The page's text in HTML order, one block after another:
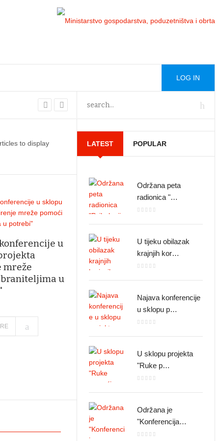
LOG IN
obilazak krajnjih
p…
U
to display
u
mreže
u
LATEST POPULAR
Održana peta
radionica "…
U tijeku obilazak
krajnjih kor…
Najava konferencije
u sklopu p…
U sklopu projekta
"Ruke p…
Održana je
"Konferencija…
Održana peta
radionica "…
U sklopu projekta
"Ruke p…
U sklopu projekta
'Ruke pomoć…
Najava radionice
"Psiholo…
Održana je uvodna
konferencij…